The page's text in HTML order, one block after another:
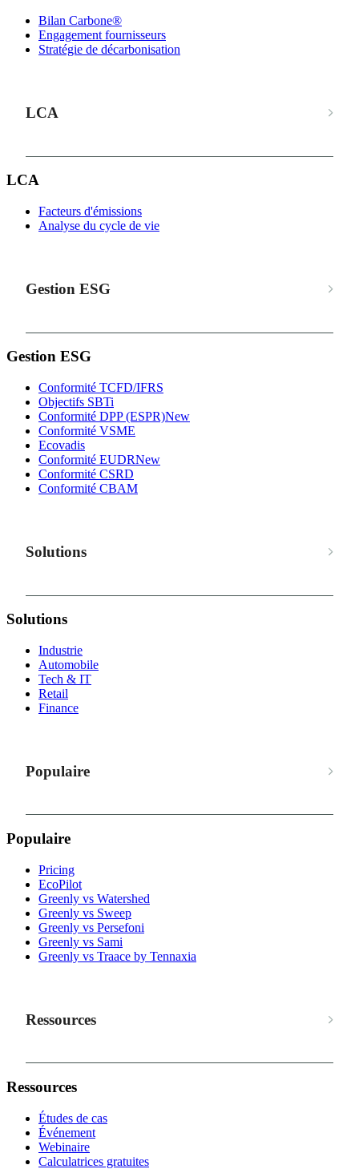
Bilan Carbone®
Engagement fournisseurs
Stratégie de décarbonisation
LCA
LCA
Facteurs d'émissions
Analyse du cycle de vie
Gestion ESG
Gestion ESG
Conformité TCFD/IFRS
Objectifs SBTi
Conformité DPP (ESPR)New
Conformité VSME
Ecovadis
Conformité EUDRNew
Conformité CSRD
Conformité CBAM
Solutions
Solutions
Industrie
Automobile
Tech & IT
Retail
Finance
Populaire
Populaire
Pricing
EcoPilot
Greenly vs Watershed
Greenly vs Sweep
Greenly vs Persefoni
Greenly vs Sami
Greenly vs Traace by Tennaxia
Ressources
Ressources
Études de cas
Événement
Webinaire
Calculatrices gratuites